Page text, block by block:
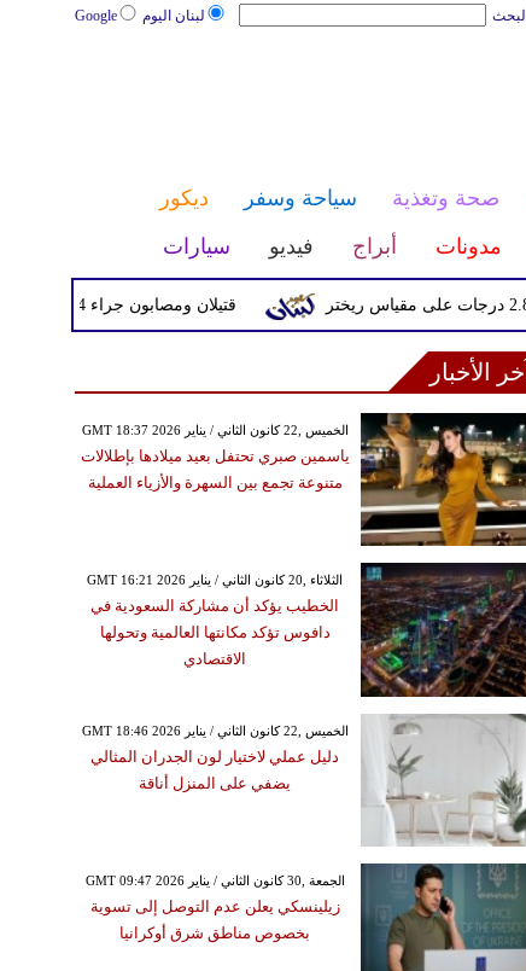
لبنان اليوم Google البحث
صحة وتغذية سياحة وسفر
ديكور
مدونات أبراج فيديو سيارات
قتيلان ومصابون جراء 14 غارة إسرائيلية على شرق وجنوب لبنان
آخر الأخبار
GMT 18:37 2026 الخميس ,22 كانون الثاني / يناير
ياسمين صبري تحتفل بعيد ميلادها بإطلالات
متنوعة تجمع بين السهرة والأزياء العملية
GMT 16:21 2026 الثلاثاء ,20 كانون الثاني / يناير
الخطيب يؤكد أن مشاركة السعودية في
دافوس تؤكد مكانتها العالمية وتحولها
الاقتصادي
GMT 18:46 2026 الخميس ,22 كانون الثاني / يناير
دليل عملي لاختيار لون الجدران المثالي
يضفي على المنزل أناقة
GMT 09:47 2026 الجمعة ,30 كانون الثاني / يناير
زيلينسكي يعلن عدم التوصل إلى تسوية
بخصوص مناطق شرق أوكرانيا